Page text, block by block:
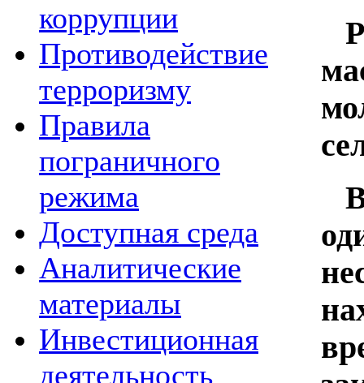
коррупции
Противодействие
терроризму
Правила
пограничного
режима
Доступная среда
Аналитические
материалы
Инвестиционная
деятельность
В